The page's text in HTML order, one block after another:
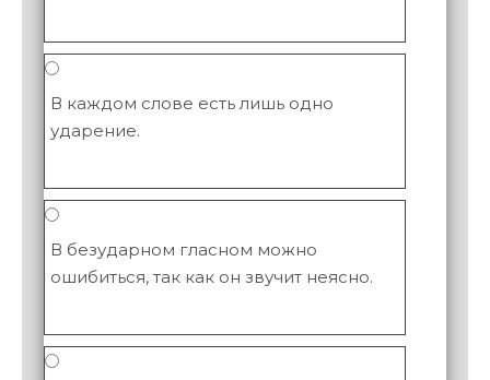
В каждом слове есть лишь одно
ударение.
В безударном гласном можно
ошибиться, так как он звучит неясно.